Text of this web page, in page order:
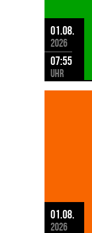
01.08.
2026
07:55
Uhr
01.08.
2026